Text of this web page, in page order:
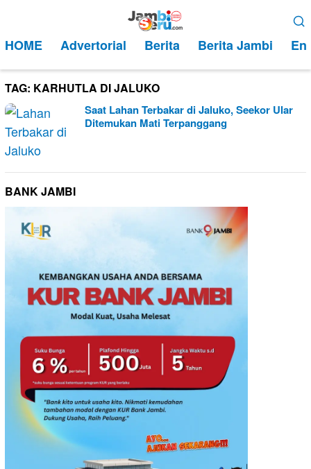
kontenMobile
HOME Advertorial Berita Berita Jambi
TAG: KARHUTLA DI JALUKO
Saat Lahan Terbakar di Jaluko, Seekor Ular
Ditemukan Mati Terpanggang
BANK JAMBI